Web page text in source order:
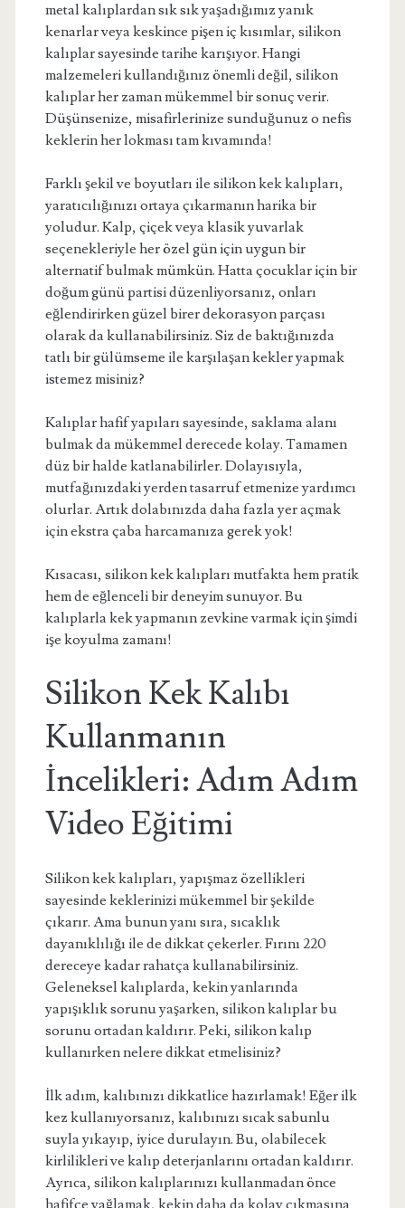
metal kalıplardan sık sık yaşadığımız yanık
kenarlar veya keskince pişen iç kısımlar, silikon
kalıplar sayesinde tarihe karışıyor. Hangi
malzemeleri kullandığınız önemli değil, silikon
kalıplar her zaman mükemmel bir sonuç verir.
Düşünsenize, misafirlerinize sunduğunuz o nefis
keklerin her lokması tam kıvamında!
Farklı şekil ve boyutları ile silikon kek kalıpları,
yaratıcılığınızı ortaya çıkarmanın harika bir
yoludur. Kalp, çiçek veya klasik yuvarlak
seçenekleriyle her özel gün için uygun bir
alternatif bulmak mümkün. Hatta çocuklar için bir
doğum günü partisi düzenliyorsanız, onları
eğlendirirken güzel birer dekorasyon parçası
olarak da kullanabilirsiniz. Siz de baktığınızda
tatlı bir gülümseme ile karşılaşan kekler yapmak
istemez misiniz?
Kalıplar hafif yapıları sayesinde, saklama alanı
bulmak da mükemmel derecede kolay. Tamamen
düz bir halde katlanabilirler. Dolayısıyla,
mutfağınızdaki yerden tasarruf etmenize yardımcı
olurlar. Artık dolabınızda daha fazla yer açmak
için ekstra çaba harcamanıza gerek yok!
Kısacası, silikon kek kalıpları mutfakta hem pratik
hem de eğlenceli bir deneyim sunuyor. Bu
kalıplarla kek yapmanın zevkine varmak için şimdi
işe koyulma zamanı!
Silikon Kek Kalıbı
Kullanmanın
İncelikleri: Adım Adım
Video Eğitimi
Silikon kek kalıpları, yapışmaz özellikleri
sayesinde keklerinizi mükemmel bir şekilde
çıkarır. Ama bunun yanı sıra, sıcaklık
dayanıklılığı ile de dikkat çekerler. Fırını 220
dereceye kadar rahatça kullanabilirsiniz.
Geleneksel kalıplarda, kekin yanlarında
yapışıklık sorunu yaşarken, silikon kalıplar bu
sorunu ortadan kaldırır. Peki, silikon kalıp
kullanırken nelere dikkat etmelisiniz?
İlk adım, kalıbınızı dikkatlice hazırlamak! Eğer ilk
kez kullanıyorsanız, kalıbınızı sıcak sabunlu
suyla yıkayıp, iyice durulayın. Bu, olabilecek
kirlilikleri ve kalıp deterjanlarını ortadan kaldırır.
Ayrıca, silikon kalıplarınızı kullanmadan önce
hafifçe yağlamak, kekin daha da kolay çıkmasına